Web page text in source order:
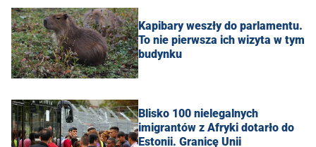
Kapibary weszły do parlamentu.
To nie pierwsza ich wizyta w tym
budynku
Blisko 100 nielegalnych
imigrantów z Afryki dotarło do
Estonii. Granicę Unii